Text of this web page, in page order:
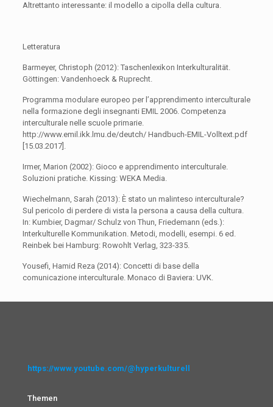
Altrettanto interessante: il modello a cipolla della cultura.
Letteratura
Barmeyer, Christoph (2012): Taschenlexikon Interkulturalität.
Göttingen: Vandenhoeck & Ruprecht.
Programma modulare europeo per l’apprendimento interculturale
nella formazione degli insegnanti EMIL 2006. Competenza
interculturale nelle scuole primarie.
http://www.emil.ikk.lmu.de/deutch/ Handbuch-EMIL-Volltext.pdf
[15.03.2017].
Irmer, Marion (2002): Gioco e apprendimento interculturale.
Soluzioni pratiche. Kissing: WEKA Media.
Wiechelmann, Sarah (2013): È stato un malinteso interculturale?
Sul pericolo di perdere di vista la persona a causa della cultura.
In: Kumbier, Dagmar/ Schulz von Thun, Friedemann (eds.):
Interkulturelle Kommunikation. Metodi, modelli, esempi. 6 ed.
Reinbek bei Hamburg: Rowohlt Verlag, 323-335.
Yousefi, Hamid Reza (2014): Concetti di base della
comunicazione interculturale. Monaco di Baviera: UVK.
https://www.youtube.com/@hyperkulturell
Themen